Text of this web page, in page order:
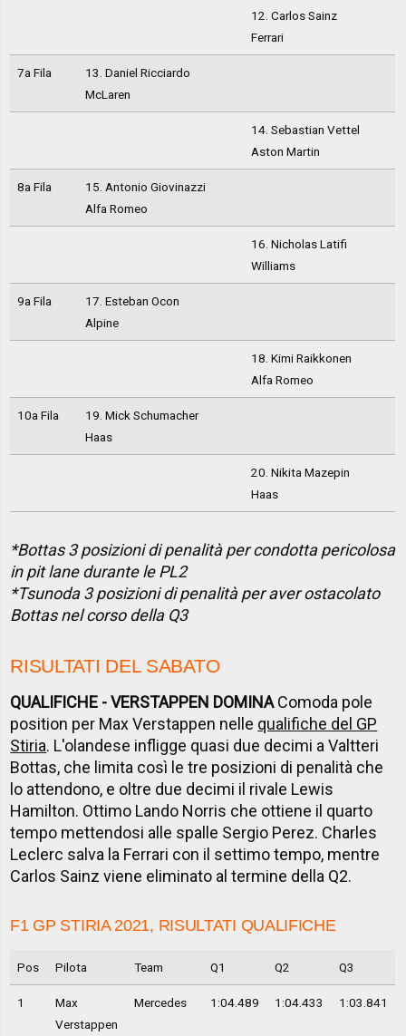
12. Carlos Sainz
Ferrari
7a Fila
13. Daniel Ricciardo
McLaren
14. Sebastian Vettel
Aston Martin
8a Fila
15. Antonio Giovinazzi
Alfa Romeo
16. Nicholas Latifi
Williams
9a Fila
17. Esteban Ocon
Alpine
18. Kimi Raikkonen
Alfa Romeo
10a Fila
19. Mick Schumacher
Haas
20. Nikita Mazepin
Haas
*Bottas 3 posizioni di penalità per condotta pericolosa
in pit lane durante le PL2
*Tsunoda 3 posizioni di penalità per aver ostacolato
Bottas nel corso della Q3
RISULTATI DEL SABATO
QUALIFICHE - VERSTAPPEN DOMINAComoda pole
position per Max Verstappen nelle qualifiche del GP
Stiria. L'olandese infligge quasi due decimi a Valtteri
Bottas, che limita così le tre posizioni di penalità che
lo attendono, e oltre due decimi il rivale Lewis
Hamilton. Ottimo Lando Norris che ottiene il quarto
tempo mettendosi alle spalle Sergio Perez. Charles
Leclerc salva la Ferrari con il settimo tempo, mentre
Carlos Sainz viene eliminato al termine della Q2.
F1 GP STIRIA 2021, RISULTATI QUALIFICHE
Pos Pilota Team Q1 Q2 Q3
1
Max
Verstappen
Mercedes 1:04.489 1:04.433 1:03.841